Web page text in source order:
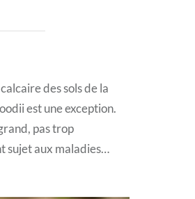
des sols de la
est une exception.
pas trop
sujet aux maladies…